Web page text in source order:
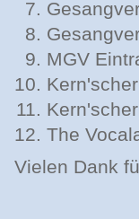
MGV
The
Vielen Dank